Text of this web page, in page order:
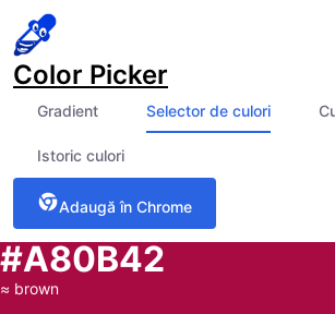
Color Picker
Gradient Selector de culori
Istoric culori
Adaugă în Chrome
#A80B42
≈ brown